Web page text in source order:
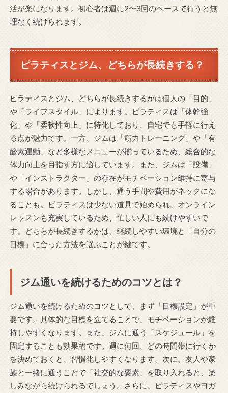
活が楽になります。初心者は週に2〜3回のペースで行うと無
理なく続けられます。
ピラティスとジム、どちらが長続きする？
ピラティスとジム、どちらが長続きするかは個人の「目的」
や「ライフスタイル」によります。ピラティスは「体幹強
化」や「柔軟性向上」に特化しており、自宅でも手軽に行え
る点が魅力です。一方、ジムは「筋力トレーニング」や「有
酸素運動」など多様なメニューが揃っているため、総合的な
体力向上を目指す方に適しています。また、ジムは「設備」
や「インストラクター」の存在がモチベーション維持に寄与
する場合があります。しかし、通う手間や費用がネックにな
ることも。ピラティスは少ない道具で始められ、オンライン
レッスンも充実しているため、忙しい人にも続けやすいで
す。どちらが長続きするかは、継続しやすい環境と「自分の
目標」に合った方法を選ぶことが鍵です。
ジム通いを続けるためのコツとは？
ジム通いを続けるためのコツとして、まず「目標設定」が重
要です。具体的な目標を立てることで、モチベーションが維
持しやすくなります。また、ジムに通う「スケジュール」を
固定することも効果的です。週に何回、どの時間帯に行くか
を決めておくと、習慣化しやすくなります。次に、友人や家
族と一緒に通うことで「社交的な要素」を取り入れると、楽
しみながら続けられるでしょう。さらに、ピラティスやヨガ